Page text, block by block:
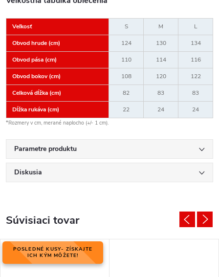
Veľkosť S M L
Obvod hrude (cm) 124 130 134
Obvod pása (cm) 110 114 116
Obvod bokov (cm) 108 120 122
Celková dĺžka (cm) 82 83 83
Dĺžka rukáva (cm) 22 24 24
*Rozmery v cm, merané naplocho (+/- 1 cm).
Parametre produktu
Diskusia
Súvisiaci tovar
POSLEDNÉ KUSY- ZÍSKAJTE
ICH KÝM MÔŽETE!